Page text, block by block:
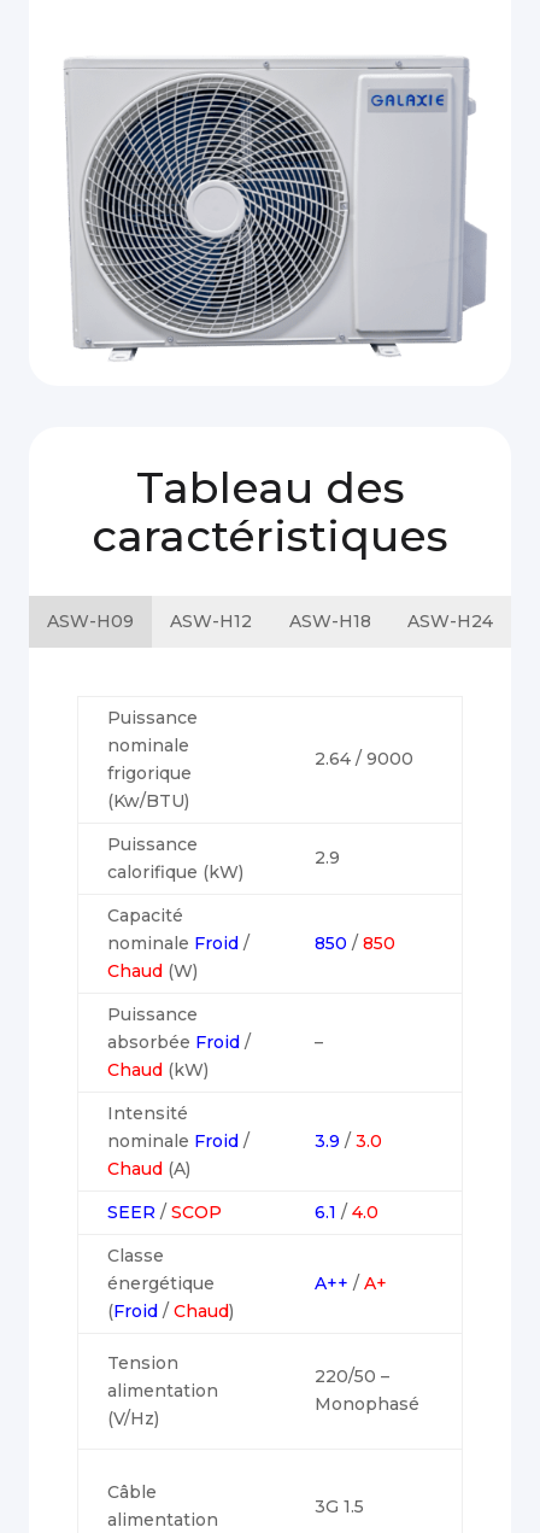
Tableau des
caractéristiques
ASW-H09 ASW-H12 ASW-H18 ASW-H24
Puissance
nominale
frigorique
(Kw/BTU)
2.64 / 9000
Puissance
calorifique (kW)
2.9
Capacité
nominale Froid /
Chaud (W)
850 / 850
Puissance
absorbée Froid /
Chaud (kW)
–
Intensité
nominale Froid /
Chaud (A)
3.9 / 3.0
SEER / SCOP 6.1 / 4.0
Classe
énergétique
(Froid / Chaud)
A++ / A+
Tension
alimentation
(V/Hz)
220/50 –
Monophasé
Câble
alimentation
3G 1.5